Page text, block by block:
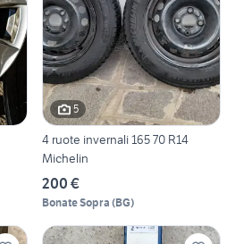
5
4 ruote invernali 165 70 R14
Michelin
200 €
Bonate Sopra (BG)